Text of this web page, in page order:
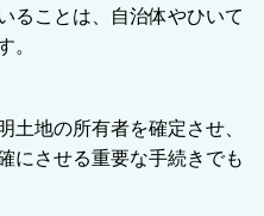
ることは、自治体やひいて
。
土地の所有者を確定させ、
にさせる重要な手続きでも